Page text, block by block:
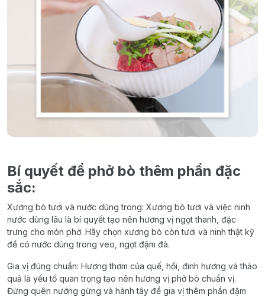
Bí quyết để phở bò thêm phần đặc
sắc:
Xương bò tươi và nước dùng trong: Xương bò tươi và việc ninh
nước dùng lâu là bí quyết tạo nên hương vị ngọt thanh, đặc
trưng cho món phở. Hãy chọn xương bò còn tươi và ninh thật kỹ
để có nước dùng trong veo, ngọt đậm đà.
Gia vị đúng chuẩn: Hương thơm của quế, hồi, đinh hương và thảo
quả là yếu tố quan trọng tạo nên hương vị phở bò chuẩn vị.
Đừng quên nướng gừng và hành tây để gia vị thêm phần đậm